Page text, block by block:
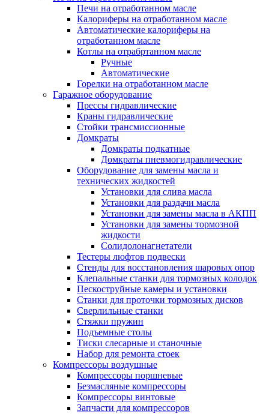
Печи на отработанном масле
Калориферы на отработанном масле
Автоматические калориферы на
отработанном масле
Котлы на отрабртанном масле
Ручные
Автоматические
Горелки на отработанном масле
Гаражное оборудование
Прессы гидравлические
Краны гидравлические
Стойки трансмиссионные
Домкраты
Домкраты подкатные
Домкраты пневмогидравлические
Оборудование для замены масла и
технических жидкостей
Установки для слива масла
Установки для раздачи масла
Установки для замены масла в АКПП
Установки для замены тормозной
жидкости
Солидолонагнетатели
Тестеры люфтов подвески
Стенды для восстановления шаровых опор
Клепальные станки для тормозных колодок
Пескоструйные камеры и установки
Станки для проточки тормозных дисков
Сверлильные станки
Стяжки пружин
Подъемные столы
Тиски слесарные и станочные
Набор для ремонта стоек
Компрессоры воздушные
Компрессоры поршневые
Безмасляные компрессоры
Компрессоры винтовые
Запчасти для компрессоров